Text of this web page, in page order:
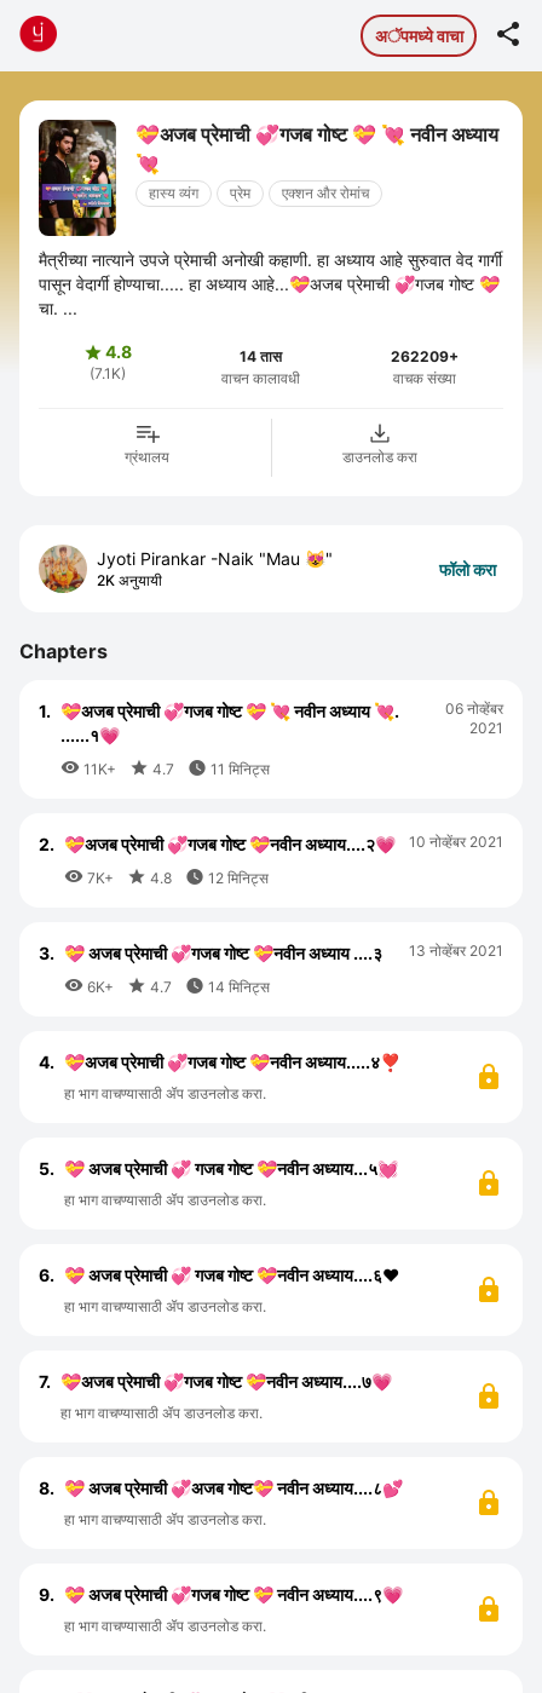
अॅपमध्ये वाचा 
💝अजब प्रेमाची 💞गजब गोष्ट 💝 💘 नवीन अध्याय
💘
हास्य व्यंग प्रेम एक्शन और रोमांच
मैत्रीच्या नात्याने उपजे प्रेमाची अनोखी कहाणी. हा अध्याय आहे सुरुवात वेद गार्गी
पासून वेदार्गी होण्याचा..... हा अध्याय आहे...💝अजब प्रेमाची 💞गजब गोष्ट 💝
चा. ...
4.8
(7.1K)
14 तास
वाचन कालावधी
262209+
वाचक संख्या
ग्रंथालय डाउनलोड करा
Jyoti Pirankar -Naik "Mau 😻"
2K अनुयायी
फॉलो करा
Chapters
1. 💝अजब प्रेमाची 💞गजब गोष्ट 💝 💘 नवीन अध्याय 💘.
......१💗
 11K+  4.7  11 मिनिट्स
06 नोव्हेंबर
2021
2. 💝अजब प्रेमाची 💞गजब गोष्ट 💝नवीन अध्याय....२💗
 7K+  4.8  12 मिनिट्स
10 नोव्हेंबर 2021
3. 💝 अजब प्रेमाची 💞गजब गोष्ट 💝नवीन अध्याय ....३
 6K+  4.7  14 मिनिट्स
13 नोव्हेंबर 2021
4. 💝अजब प्रेमाची 💞गजब गोष्ट 💝नवीन अध्याय.....४❣️
हा भाग वाचण्यासाठी ॲप डाउनलोड करा.
5. 💝 अजब प्रेमाची 💞 गजब गोष्ट 💝नवीन अध्याय...५💓
हा भाग वाचण्यासाठी ॲप डाउनलोड करा.
6. 💝 अजब प्रेमाची 💞 गजब गोष्ट 💝नवीन अध्याय....६❤️
हा भाग वाचण्यासाठी ॲप डाउनलोड करा.
7. 💝अजब प्रेमाची 💞गजब गोष्ट 💝नवीन अध्याय....७💗
हा भाग वाचण्यासाठी ॲप डाउनलोड करा.
8. 💝 अजब प्रेमाची 💞अजब गोष्ट💝 नवीन अध्याय....८💕
हा भाग वाचण्यासाठी ॲप डाउनलोड करा.
9. 💝 अजब प्रेमाची 💞गजब गोष्ट 💝 नवीन अध्याय....९💗
हा भाग वाचण्यासाठी ॲप डाउनलोड करा.